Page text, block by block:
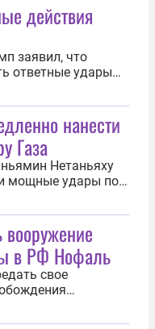
действия
заявил, что
ответные удары
лидер
в Южную Корею.
Поэтому
удар, и им
нанести
Газа
Нетаньяху
мощные удары по
сообщила
консультаций по
министр поручил
нанести...
в РФ Нофаль
свое
единой
27 октября заявил